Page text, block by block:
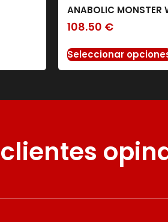
ANABOLIC MONSTER
108.50 €
Seleccionar